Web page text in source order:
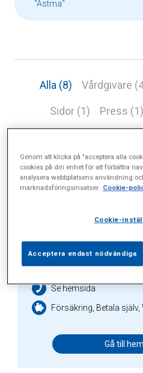
Alla (8) Vårdgivare
Sidor (1) Press (1)
Vårdgivare
Hus E, ingång 1,
Se hemsida
Försäkring, Betala själv,
Gå till
Genom att klicka på "acceptera alla
cookies på din enhet för att förbättra
analysera webbplatsens användning
marknadsföringsinsatser. Cookie-
Cookie-
Acceptera endast nödvändiga